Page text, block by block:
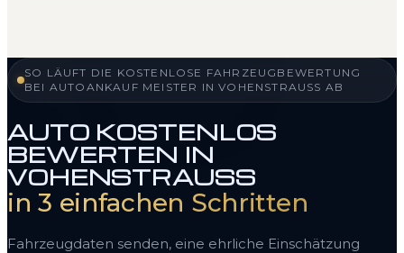
SO LÄUFT DIE KOSTENLOSE FAHRZEUGBEWERTUNG
BEI AUTOANKAUF MEISTER IN VOHENSTRAUSS AB
AUTO KOSTENLOS
BEWERTEN IN
VOHENSTRAUSS
in 3 einfachen Schritten
Fahrzeugdaten senden, eine ehrliche Einschätzung